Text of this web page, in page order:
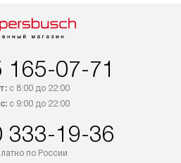
вам
его
сайта.
лейблом
МКАД,
установление,
165-07-71
с 8:00 до 22:00
с 9:00 до 22:00
333-19-36
по России